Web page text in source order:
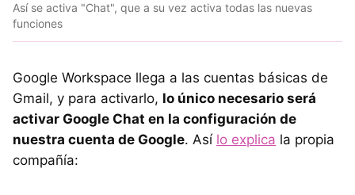
Así se activa "Chat", que a su vez activa todas las nuevas
funciones
Google Workspace llega a las cuentas básicas de
Gmail, y para activarlo, lo único necesario será
activar Google Chat en la configuración de
nuestra cuenta de Google. Así lo explica la propia
compañía: